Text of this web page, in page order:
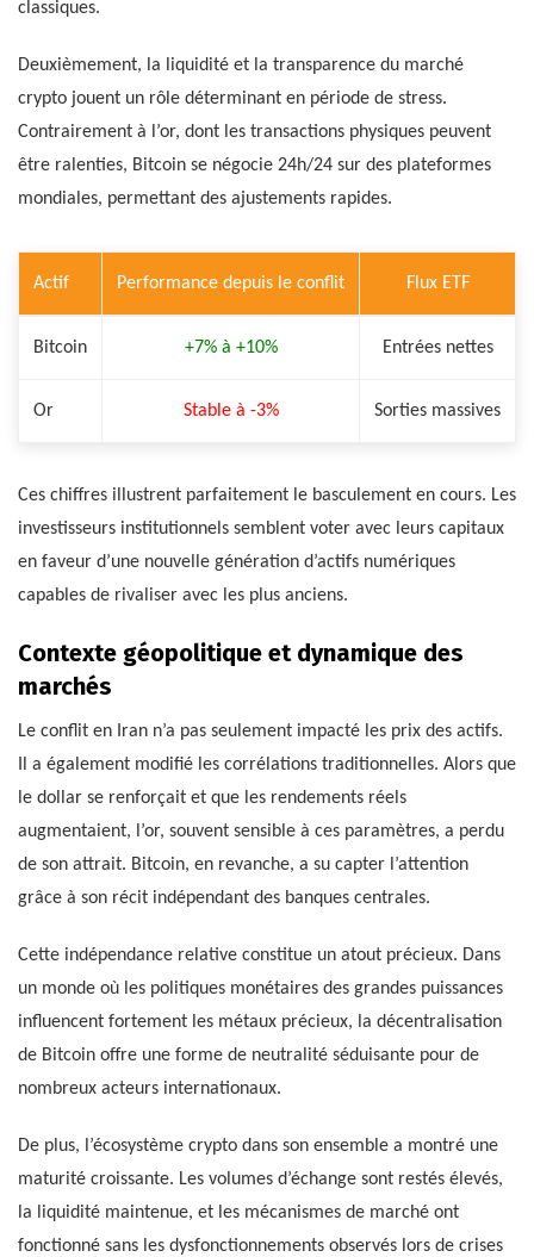
classiques.
Deuxièmement, la liquidité et la transparence du marché
crypto jouent un rôle déterminant en période de stress.
Contrairement à l’or, dont les transactions physiques peuvent
être ralenties, Bitcoin se négocie 24h/24 sur des plateformes
mondiales, permettant des ajustements rapides.
Actif Performance depuis le conflit Flux ETF
Bitcoin +7% à +10% Entrées nettes
Or Stable à -3% Sorties massives
Ces chiffres illustrent parfaitement le basculement en cours. Les
investisseurs institutionnels semblent voter avec leurs capitaux
en faveur d’une nouvelle génération d’actifs numériques
capables de rivaliser avec les plus anciens.
Contexte géopolitique et dynamique des
marchés
Le conflit en Iran n’a pas seulement impacté les prix des actifs.
Il a également modifié les corrélations traditionnelles. Alors que
le dollar se renforçait et que les rendements réels
augmentaient, l’or, souvent sensible à ces paramètres, a perdu
de son attrait. Bitcoin, en revanche, a su capter l’attention
grâce à son récit indépendant des banques centrales.
Cette indépendance relative constitue un atout précieux. Dans
un monde où les politiques monétaires des grandes puissances
influencent fortement les métaux précieux, la décentralisation
de Bitcoin offre une forme de neutralité séduisante pour de
nombreux acteurs internationaux.
De plus, l’écosystème crypto dans son ensemble a montré une
maturité croissante. Les volumes d’échange sont restés élevés,
la liquidité maintenue, et les mécanismes de marché ont
fonctionné sans les dysfonctionnements observés lors de crises